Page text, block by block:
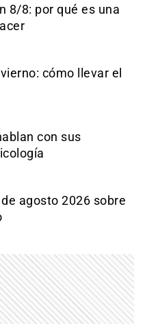
8/8: por qué es una
cómo llevar el
con sus
agosto 2026 sobre